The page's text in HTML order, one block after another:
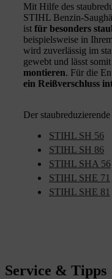
Mit Hilfe des
STIHL Benzin-
ist für besonders
beispielsweise in
wird zuverlässig im
gewebt und lässt
montieren. Für die
ein Reißverschluss
Der
STIHL SH 56
STIHL SH 86
STIHL SHA 56
STIHL SHE 71
STIHL SHE 81
Service & Tipps